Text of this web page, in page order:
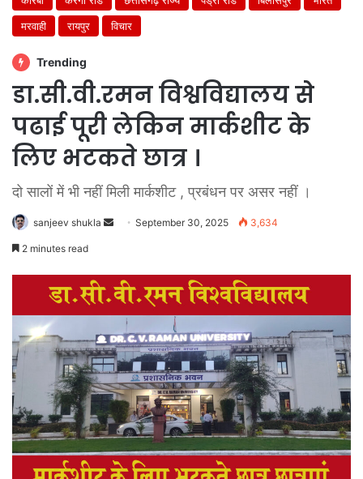
मरवाही
रायपुर विचार
Trending
डा.सी.वी.रमन विश्वविद्यालय से
पढाई पूरी लेकिन मार्कशीट के
लिए भटकते छात्र ।
दो सालों में भी नहीं मिली मार्कशीट , प्रबंधन पर असर नहीं ।
sanjeev shukla
SendSeptember 30, 2025 3,634
2 minutes read